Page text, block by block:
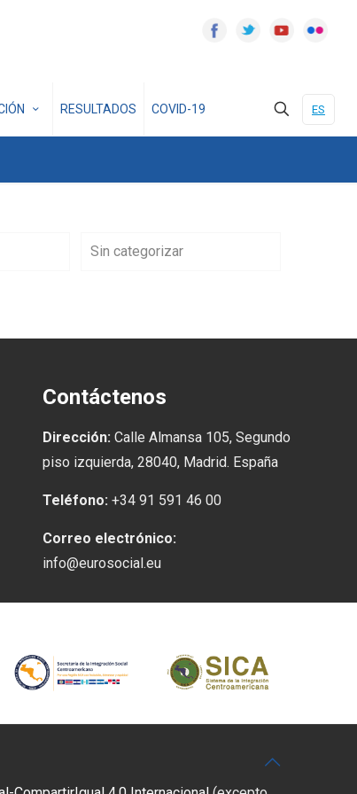
RESULTADOS COVID-19 ES
Sin categorizar
Contáctenos
Dirección: Calle Almansa 105, Segundo
piso izquierda, 28040, Madrid. España
Teléfono: +34 91 591 46 00
Correo electrónico:
info@eurosocial.eu